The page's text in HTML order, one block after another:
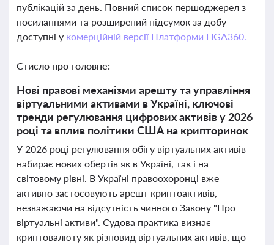
публікацій за день. Повний список першоджерел з
посиланнями та розширений підсумок за добу
доступні у комерційній версії Платформи LIGA360.
Стисло про головне:
Нові правові механізми арешту та управління
віртуальними активами в Україні, ключові
тренди регулювання цифрових активів у 2026
році та вплив політики США на крипторинок
У 2026 році регулювання обігу віртуальних активів
набирає нових обертів як в Україні, так і на
світовому рівні. В Україні правоохоронці вже
активно застосовують арешт криптоактивів,
незважаючи на відсутність чинного Закону "Про
віртуальні активи". Судова практика визнає
криптовалюту як різновид віртуальних активів, що